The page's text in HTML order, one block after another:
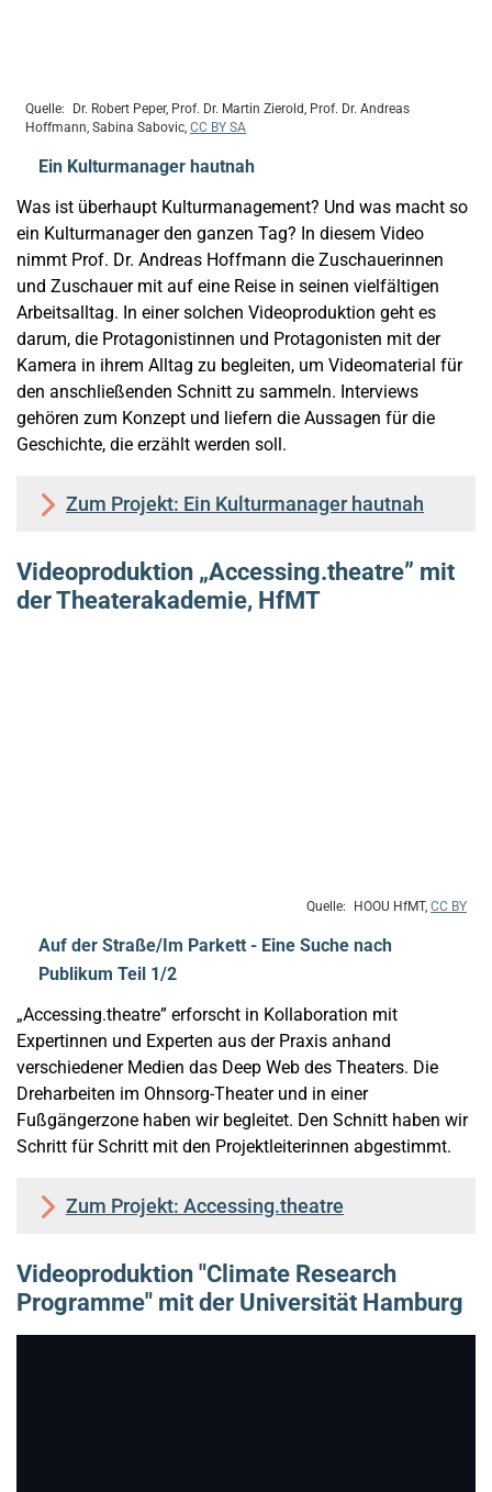
Dr. Robert Peper, Prof. Dr. Martin Zierold, Prof. Dr. Andreas
Hoffmann, Sabina Sabovic, CC BY SA
Ein Kulturmanager hautnah
Was ist überhaupt Kulturmanagement? Und was macht so
ein Kulturmanager den ganzen Tag? In diesem Video
nimmt Prof. Dr. Andreas Hoffmann die Zuschauerinnen
und Zuschauer mit auf eine Reise in seinen vielfältigen
Arbeitsalltag. In einer solchen Videoproduktion geht es
darum, die Protagonistinnen und Protagonisten mit der
Kamera in ihrem Alltag zu begleiten, um Videomaterial für
den anschließenden Schnitt zu sammeln. Interviews
gehören zum Konzept und liefern die Aussagen für die
Geschichte, die erzählt werden soll.
Zum Projekt: Ein Kulturmanager hautnah
Videoproduktion „Accessing.theatre” mit
der Theaterakademie, HfMT
HOOU HfMT, CC BY
Auf der Straße/Im Parkett - Eine Suche nach
Publikum Teil 1/2
„Accessing.theatre” erforscht in Kollaboration mit
Expertinnen und Experten aus der Praxis anhand
verschiedener Medien das Deep Web des Theaters. Die
Dreharbeiten im Ohnsorg-Theater und in einer
Fußgängerzone haben wir begleitet. Den Schnitt haben wir
Schritt für Schritt mit den Projektleiterinnen abgestimmt.
Zum Projekt: Accessing.theatre
Videoproduktion "Climate Research
Programme" mit der Universität Hamburg